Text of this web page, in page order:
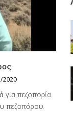
2020
για πεζοπορία
πεζοπόρου.